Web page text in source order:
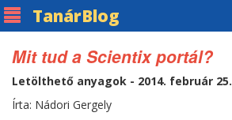
TanárBlog
Mit tud a Scientix portál?
Letölthető anyagok - 2014. február 25.
Írta: Nádori Gergely